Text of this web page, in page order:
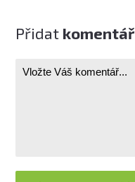
Přidat komentář